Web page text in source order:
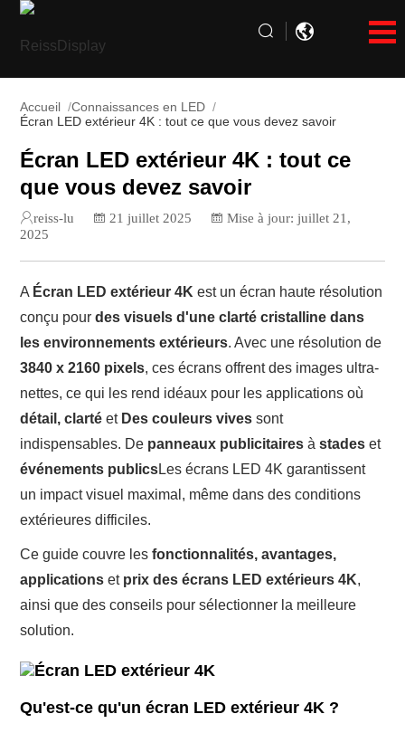
Accueil
Connaissances en LED
Écran LED extérieur 4K : tout ce que vous devez savoir
Écran LED extérieur 4K : tout ce
que vous devez savoir
reiss-lu 21 juillet 2025
Mise à jour: juillet 21,
2025
A Écran LED extérieur 4K est un écran haute résolution
conçu pourdes visuels d'une clarté cristalline dans
les environnements extérieurs. Avec une résolution de
3840 x 2160 pixels, ces écrans offrent des images ultra-
nettes, ce qui les rend idéaux pour les applications où
détail, clarté et Des couleurs vives sont
indispensables. De panneaux publicitaires àstades et
événements publicsLes écrans LED 4K garantissent
un impact visuel maximal, même dans des conditions
extérieures difficiles.
Ce guide couvre lesfonctionnalités, avantages,
applications et prix des écrans LED extérieurs 4K,
ainsi que des conseils pour sélectionner la meilleure
solution.
Qu'est-ce qu'un écran LED extérieur 4K ?